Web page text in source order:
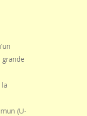
(U-